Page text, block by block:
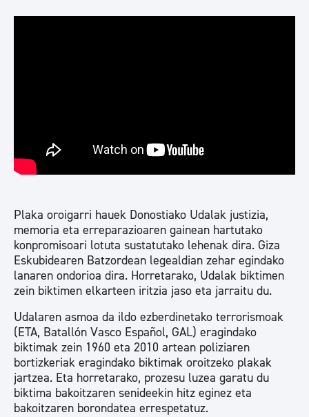
Plaka oroigarri hauek Donostiako Udalak justizia,
memoria eta erreparazioaren gainean hartutako
konpromisoari lotuta sustatutako lehenak dira. Giza
Eskubidearen Batzordean legealdian zehar egindako
lanaren ondorioa dira. Horretarako, Udalak biktimen
zein biktimen elkarteen iritzia jaso eta jarraitu du.
Udalaren asmoa da ildo ezberdinetako terrorismoak
(ETA, Batallón Vasco Español, GAL) eragindako
biktimak zein 1960 eta 2010 artean poliziaren
bortizkeriak eragindako biktimak oroitzeko plakak
jartzea. Eta horretarako, prozesu luzea garatu du
biktima bakoitzaren senideekin hitz eginez eta
bakoitzaren borondatea errespetatuz.